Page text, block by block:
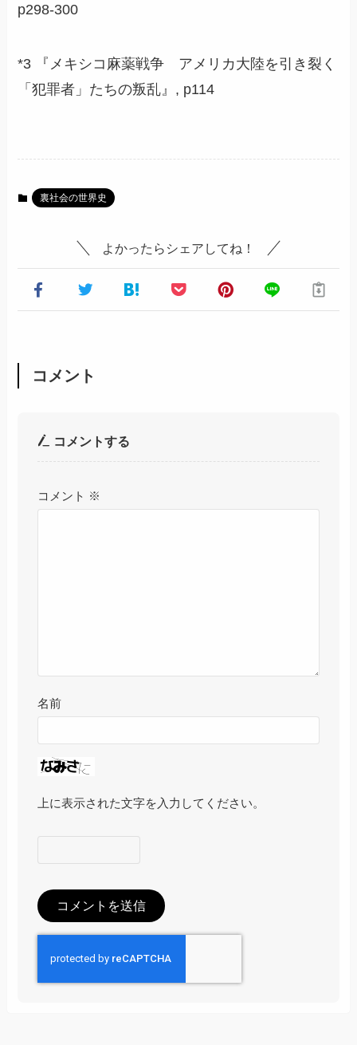
p298-300
*3 『メキシコ麻薬戦争 アメリカ大陸を引き裂く
「犯罪者」たちの叛乱』, p114
裏社会の世界史
よかったらシェアしてね！
コメント
コメントする
コメント ※
名前
上に表示された文字を入力してください。